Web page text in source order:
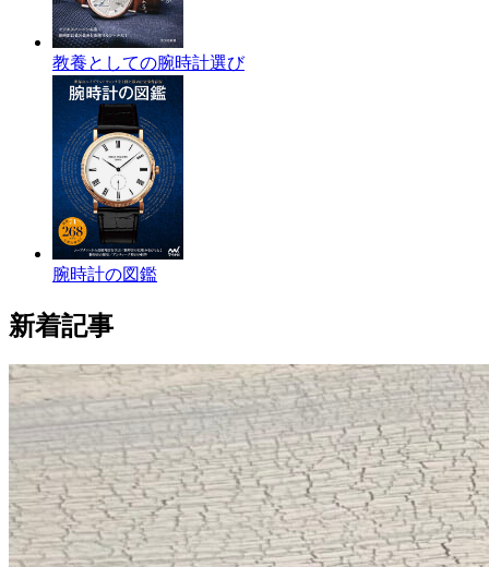
教養としての腕時計選び
腕時計の図鑑
新着記事